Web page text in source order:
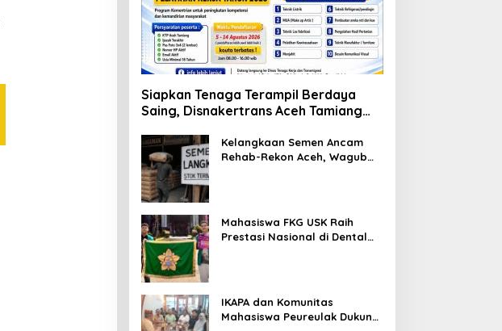
Siapkan Tenaga Terampil Berdaya
Saing, Disnakertrans Aceh Tamiang
Kelangkaan Semen Ancam
Rehab-Rekon Aceh, Wagub
Mahasiswa FKG USK Raih
Prestasi Nasional di Dental
IKAPA dan Komunitas
Mahasiswa Peureulak Dukung